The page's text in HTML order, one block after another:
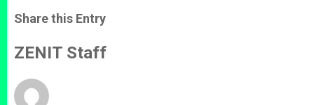
t
s
p
p
s
e
g
e
e
b
o
k
Share this Entry
ZENIT Staff